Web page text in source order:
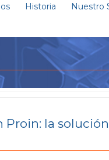
Historia Nuestro
la